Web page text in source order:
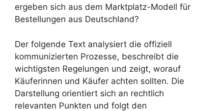
ergeben sich aus dem Marktplatz-Modell für
Bestellungen aus Deutschland?
Der folgende Text analysiert die offiziell
kommunizierten Prozesse, beschreibt die
wichtigsten Regelungen und zeigt, worauf
Käuferinnen und Käufer achten sollten. Die
Darstellung orientiert sich an rechtlich
relevanten Punkten und folgt den